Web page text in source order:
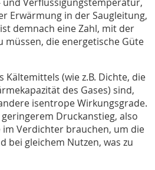
Erwärmung in der Saugleitung,
demnach eine Zahl, mit der
müssen, die energetische Güte
(wie z.B. Dichte, die
des Gases) sind,
isentrope Wirkungsgrade.
Druckanstieg, also
Verdichter brauchen, um die
bei gleichem Nutzen, was zu